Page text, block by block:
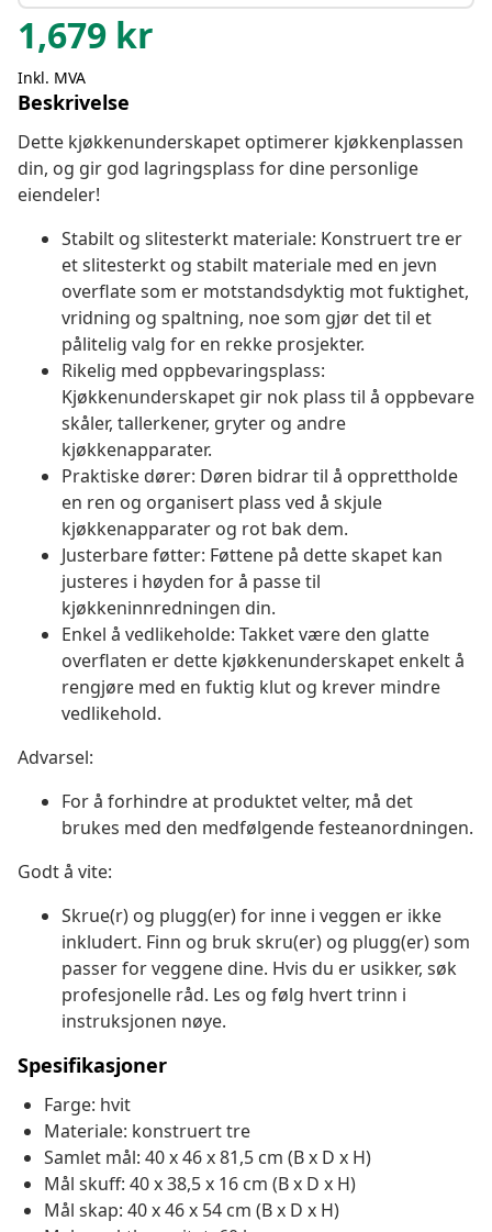
1,679 kr
Inkl. MVA
Beskrivelse
Dette kjøkkenunderskapet optimerer kjøkkenplassen
din, og gir god lagringsplass for dine personlige
eiendeler!
Stabilt og slitesterkt materiale: Konstruert tre er
et slitesterkt og stabilt materiale med en jevn
overflate som er motstandsdyktig mot fuktighet,
vridning og spaltning, noe som gjør det til et
pålitelig valg for en rekke prosjekter.
Rikelig med oppbevaringsplass:
Kjøkkenunderskapet gir nok plass til å oppbevare
skåler, tallerkener, gryter og andre
kjøkkenapparater.
Praktiske dører: Døren bidrar til å opprettholde
en ren og organisert plass ved å skjule
kjøkkenapparater og rot bak dem.
Justerbare føtter: Føttene på dette skapet kan
justeres i høyden for å passe til
kjøkkeninnredningen din.
Enkel å vedlikeholde: Takket være den glatte
overflaten er dette kjøkkenunderskapet enkelt å
rengjøre med en fuktig klut og krever mindre
vedlikehold.
Advarsel:
For å forhindre at produktet velter, må det
brukes med den medfølgende festeanordningen.
Godt å vite:
Skrue(r) og plugg(er) for inne i veggen er ikke
inkludert. Finn og bruk skru(er) og plugg(er) som
passer for veggene dine. Hvis du er usikker, søk
profesjonelle råd. Les og følg hvert trinn i
instruksjonen nøye.
Spesifikasjoner
Farge: hvit
Materiale: konstruert tre
Samlet mål: 40 x 46 x 81,5 cm (B x D x H)
Mål skuff: 40 x 38,5 x 16 cm (B x D x H)
Mål skap: 40 x 46 x 54 cm (B x D x H)